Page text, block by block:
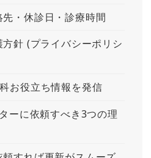
・休診日・診療時間
針 (プライバシーポリシ
お役立ち情報を発信
ーに依頼すべき3つの理